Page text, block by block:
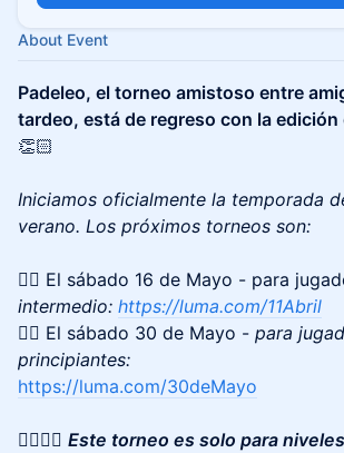
About Event
Padeleo, el torneo amistoso entre
tardeo, está de regreso con la edición
👏🏻
Iniciamos oficialmente la temporada
verano. Los próximos torneos son:
👉🏻 El sábado 16 de Mayo - para
intermedio: https://luma.com/11Abril
👉🏻 El sábado 30 de Mayo - para
principiantes:
https://luma.com/30deMayo
👇🏻👇🏻 Este torneo es solo para